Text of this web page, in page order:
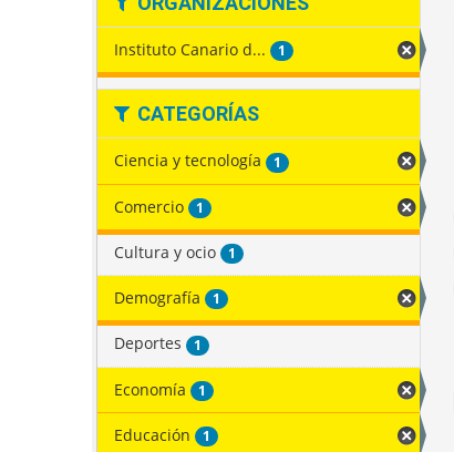
Instituto Canario d... 1
CATEGORÍAS
Ciencia y tecnología 1
Comercio 1
Cultura y ocio 1
Demografía 1
Deportes 1
Economía 1
Educación 1